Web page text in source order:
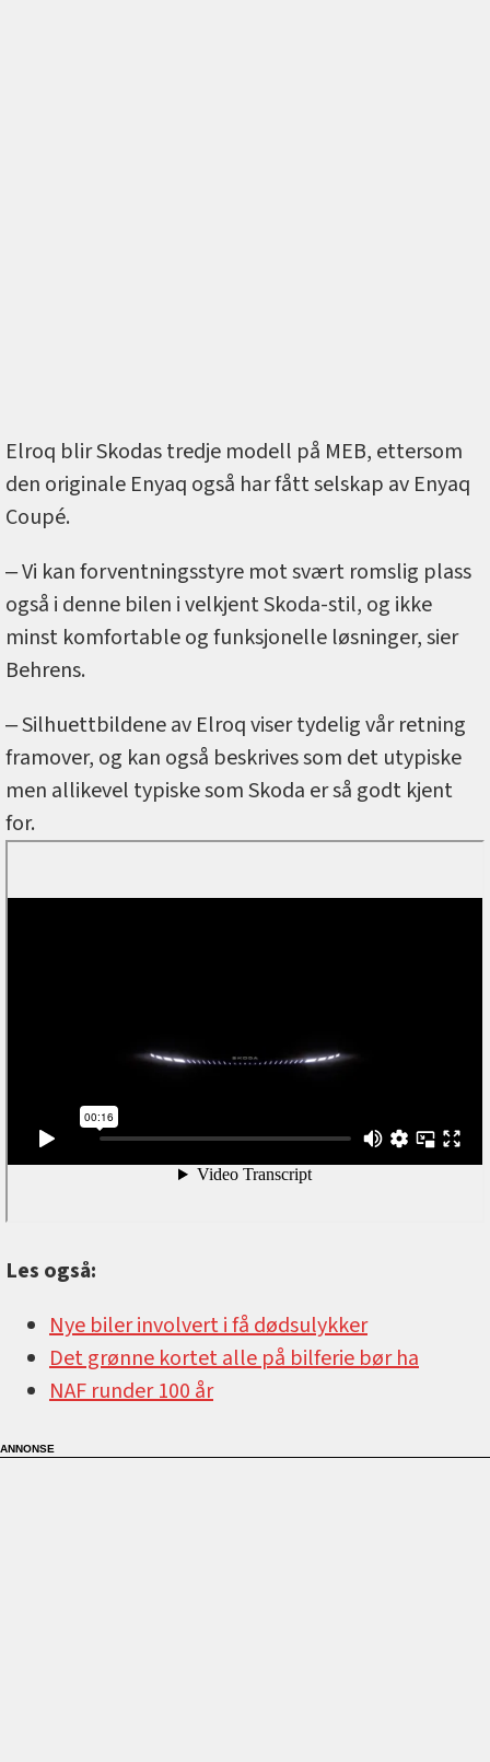
Elroq blir Skodas tredje modell på MEB, ettersom
den originale Enyaq også har fått selskap av Enyaq
Coupé.
‒ Vi kan forventningsstyre mot svært romslig plass
også i denne bilen i velkjent Skoda-stil, og ikke
minst komfortable og funksjonelle løsninger, sier
Behrens.
‒ Silhuettbildene av Elroq viser tydelig vår retning
framover, og kan også beskrives som det utypiske
men allikevel typiske som Skoda er så godt kjent
for.
Les også:
Nye biler involvert i få dødsulykker
Det grønne kortet alle på bilferie bør ha
NAF runder 100 år